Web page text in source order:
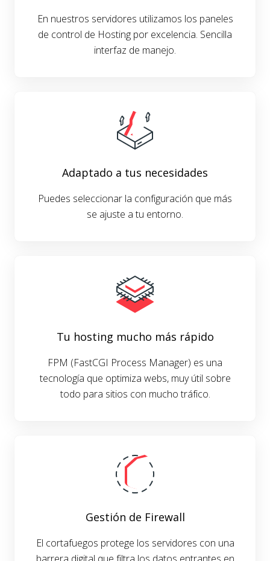
En nuestros servidores utilizamos los paneles
de control de Hosting por excelencia. Sencilla
interfaz de manejo.
Adaptado a tus necesidades
Puedes seleccionar la configuración que más
se ajuste a tu entorno.
Tu hosting mucho más rápido
FPM (FastCGI Process Manager) es una
tecnología que optimiza webs, muy útil sobre
todo para sitios con mucho tráfico.
Gestión de Firewall
El cortafuegos protege los servidores con una